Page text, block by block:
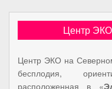
Центр
Центр ЭКО на
бесплодия,
расположенная в «